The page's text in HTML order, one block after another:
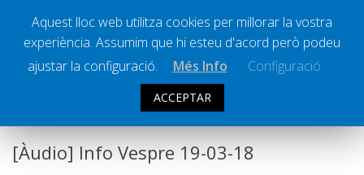
Societat
Ràdio Calella Televisió
[Àudio] Info Vespre 19-03-18
Aquest lloc web utilitza cookies per millorar la vostra
experiència. Assumim que hi esteu d'acord però podeu
ajustar la configuració.
Més Info Configuració
ACCEPTAR